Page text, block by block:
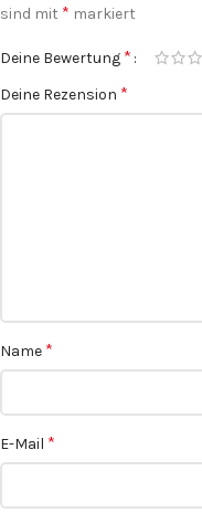
sind mit * markiert
Deine Bewertung *
Deine Rezension *
Name *
E-Mail *